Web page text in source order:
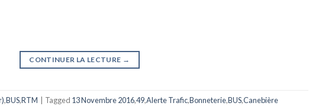
CONTINUER LA LECTURE →
,BUS,RTM Tagged 13 Novembre 2016,49,Alerte Trafic,Bonneterie,BUS,Canebière